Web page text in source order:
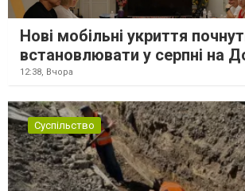
Нові мобільні укриття
встановлювати у серпні на
12:38, Вчора
Суспільство